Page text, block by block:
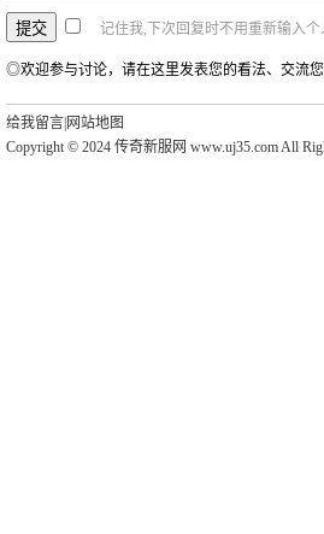
记住我,下次回复时不用重新输入个
◎欢迎参与讨论，请在这里发表您的看法、交流您
给我留言 网站地图
Copyright © 2024 传奇新服网 www.uj35.com All